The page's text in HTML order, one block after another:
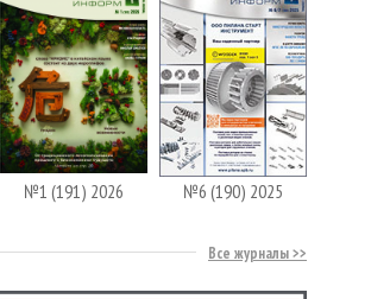
№1 (191) 2026 №6 (190) 2025
Все журналы